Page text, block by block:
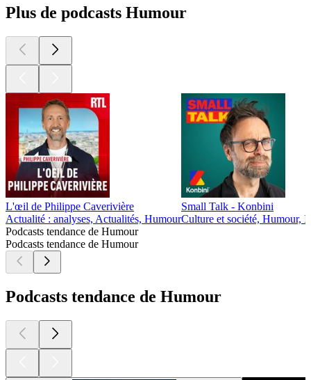
Plus de podcasts Humour
L'œil de Philippe Caverivière
Actualité : analyses, Actualités, Humour
Small Talk - Konbini
Culture et société, Humour,
Podcasts tendance de Humour
Podcasts tendance de Humour
Podcasts tendance de Humour